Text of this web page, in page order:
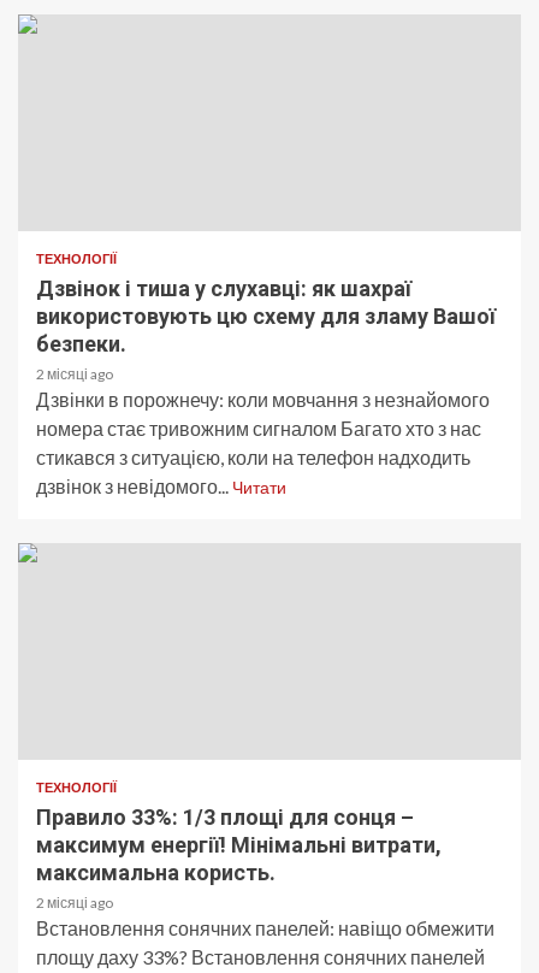
ТЕХНОЛОГІЇ
Дзвінок і тиша у слухавці: як шахраї
використовують цю схему для зламу Вашої
безпеки.
2 місяці ago
Дзвінки в порожнечу: коли мовчання з незнайомого
номера стає тривожним сигналом Багато хто з нас
стикався з ситуацією, коли на телефон надходить
дзвінок з невідомого... Читати
ТЕХНОЛОГІЇ
Правило 33%: 1/3 площі для сонця –
максимум енергії! Мінімальні витрати,
максимальна користь.
2 місяці ago
Встановлення сонячних панелей: навіщо обмежити
площу даху 33%? Встановлення сонячних панелей